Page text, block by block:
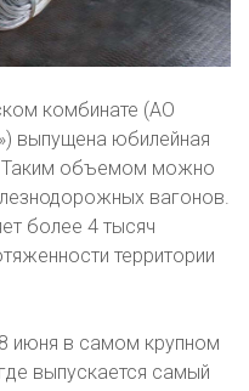
комбинате (АО
выпущена юбилейная
Таким объемом можно
вагонов.
более 4 тысяч
территории
июня в самом крупном
выпускается самый